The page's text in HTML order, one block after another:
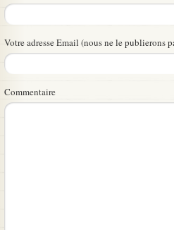
Votre adresse Email (nous ne le publierons
Commentaire